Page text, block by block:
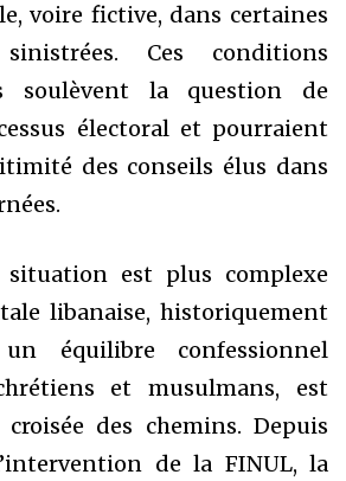
voire fictive, dans certaines
Ces conditions
soulèvent la question de
électoral et pourraient
des conseils élus dans
est plus complexe
libanaise, historiquement
équilibre confessionnel
et musulmans, est
des chemins. Depuis
de la FINUL, la